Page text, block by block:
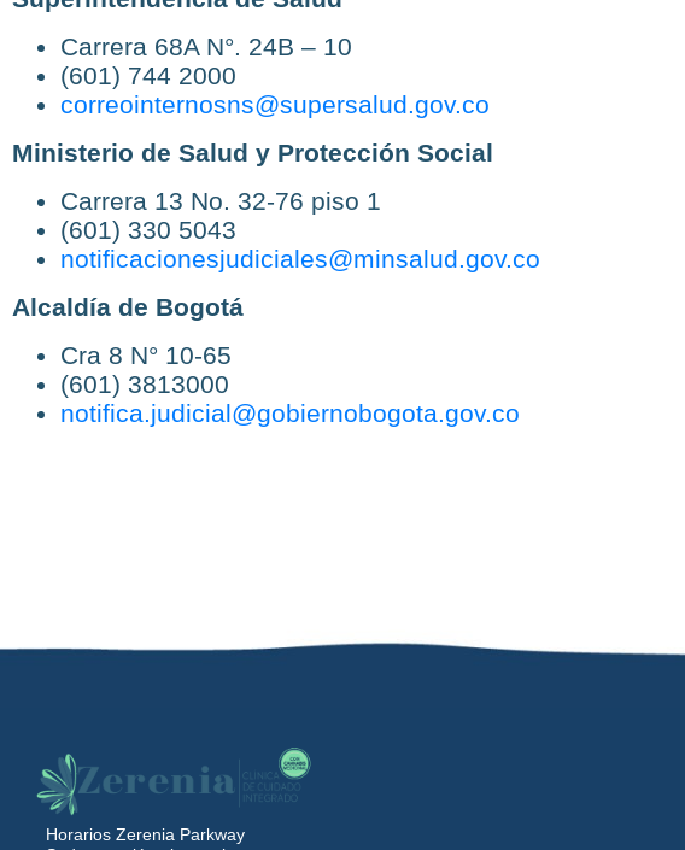
Carrera 68A N°. 24B – 10
(601) 744 2000
correointernosns@supersalud.gov.co
Ministerio de Salud y Protección Social
Carrera 13 No. 32-76 piso 1
(601) 330 5043
notificacionesjudiciales@minsalud.gov.co
Alcaldía de Bogotá
Cra 8 N° 10-65
(601) 3813000
notifica.judicial@gobiernobogota.gov.co
Horarios Zerenia Parkway